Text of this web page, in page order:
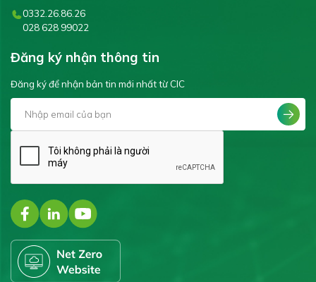
0332.26.86.26
028 628 99022
Đăng ký nhận thông tin
Đăng ký để nhận bản tin mới nhất từ CIC